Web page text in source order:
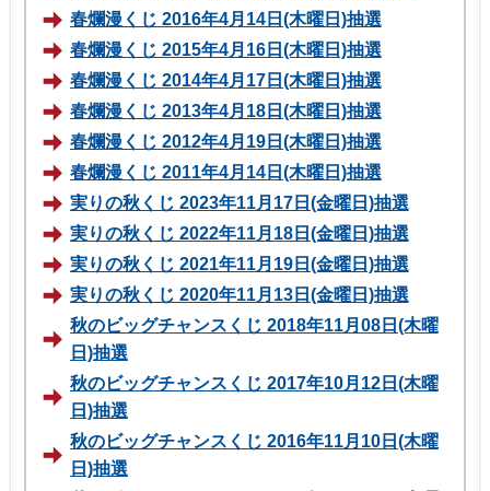
春爛漫くじ 2016年4月14日(木曜日)抽選
春爛漫くじ 2015年4月16日(木曜日)抽選
春爛漫くじ 2014年4月17日(木曜日)抽選
春爛漫くじ 2013年4月18日(木曜日)抽選
春爛漫くじ 2012年4月19日(木曜日)抽選
春爛漫くじ 2011年4月14日(木曜日)抽選
実りの秋くじ 2023年11月17日(金曜日)抽選
実りの秋くじ 2022年11月18日(金曜日)抽選
実りの秋くじ 2021年11月19日(金曜日)抽選
実りの秋くじ 2020年11月13日(金曜日)抽選
秋のビッグチャンスくじ 2018年11月08日(木曜
日)抽選
秋のビッグチャンスくじ 2017年10月12日(木曜
日)抽選
秋のビッグチャンスくじ 2016年11月10日(木曜
日)抽選